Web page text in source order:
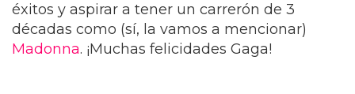
éxitos y aspirar a tener un carrerón de 3
décadas como (sí, la vamos a mencionar)
Madonna. ¡Muchas felicidades Gaga!